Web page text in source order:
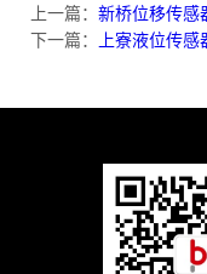
上一篇： 新桥位移传感
下一篇：
上寮液位传